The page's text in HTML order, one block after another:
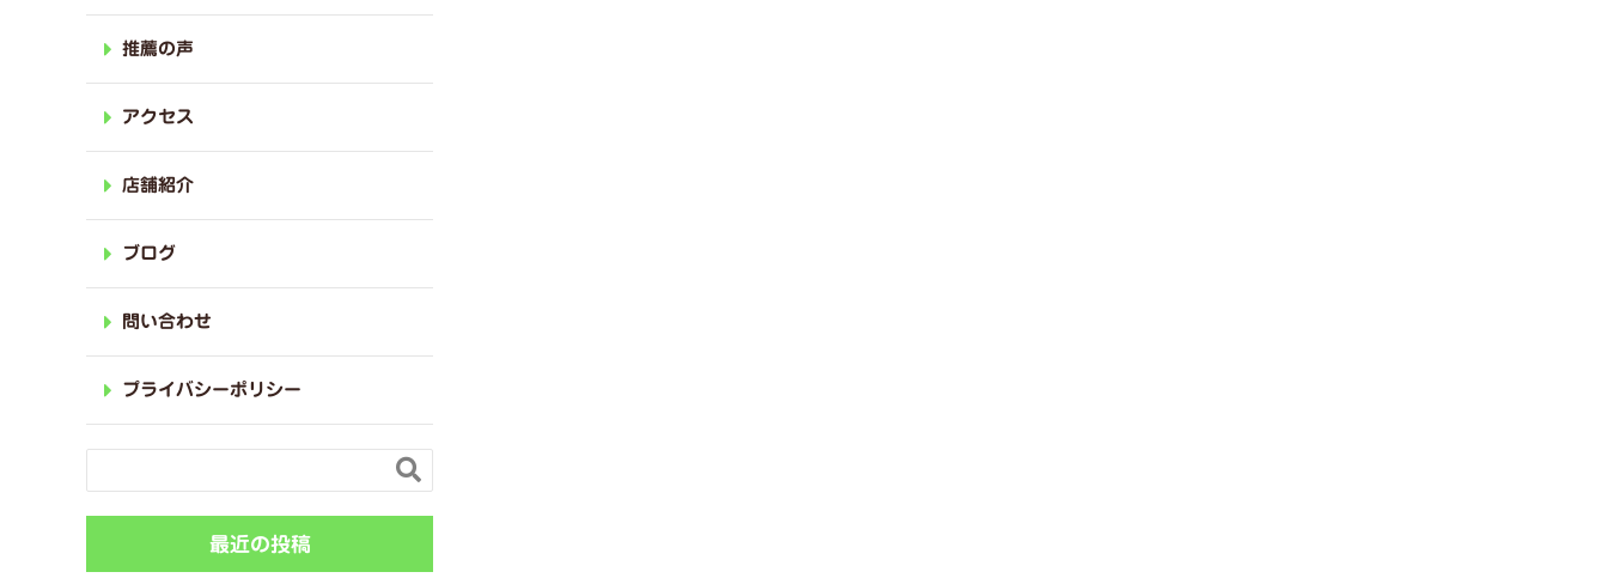
推薦の声
アクセス
店舗紹介
ブログ
問い合わせ
プライバシーポリシー

最近の投稿